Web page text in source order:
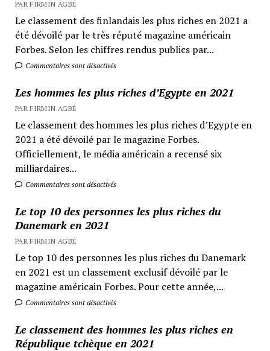
PAR FIRMIN AGBÉ
Le classement des finlandais les plus riches en 2021 a
été dévoilé par le très réputé magazine américain
Forbes. Selon les chiffres rendus publics par...
Commentaires sont désactivés
Les hommes les plus riches d’Egypte en 2021
PAR FIRMIN AGBÉ
Le classement des hommes les plus riches d’Egypte en
2021 a été dévoilé par le magazine Forbes.
Officiellement, le média américain a recensé six
milliardaires...
Commentaires sont désactivés
Le top 10 des personnes les plus riches du
Danemark en 2021
PAR FIRMIN AGBÉ
Le top 10 des personnes les plus riches du Danemark
en 2021 est un classement exclusif dévoilé par le
magazine américain Forbes. Pour cette année,...
Commentaires sont désactivés
Le classement des hommes les plus riches en
République tchèque en 2021